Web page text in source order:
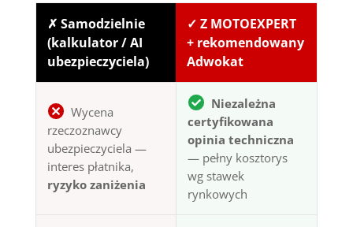
✗ Samodzielnie
(kalkulator / AI
ubezpieczyciela)
✓ Z MOTOEXPERT
+ rekomendowany
Adwokat
Wycena
rzeczoznawcy
ubezpieczyciela —
interes płatnika,
ryzyko zaniżenia
Niezależna
certyfikowana
opinia techniczna
— pełny kosztorys
wg stawek
rynkowych